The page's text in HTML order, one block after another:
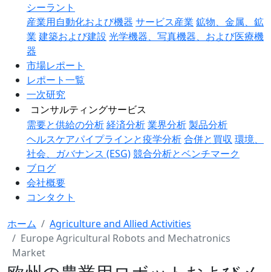
シーラント
産業用自動化および機器 サービス産業 鉱物、金属、鉱
業 建築および建設 光学機器、写真機器、および医療機
器
市場レポート
レポート一覧
一次研究
コンサルティングサービス
需要と供給の分析経済分析業界分析製品分析
ヘルスケアパイプラインと疫学分析合併と買収 環境、
社会、ガバナンス (ESG)競合分析とベンチマーク
ブログ
会社概要
コンタクト
ホーム
Agriculture and Allied Activities
Europe Agricultural Robots and Mechatronics
Market